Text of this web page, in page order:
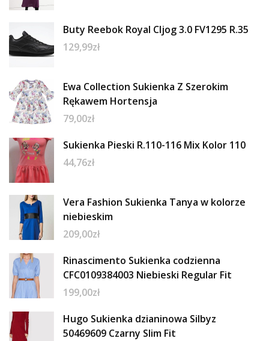
Buty Reebok Royal Cljog 3.0 FV1295 R.35
129,99zł
Ewa Collection Sukienka Z Szerokim
Rękawem Hortensja
79,00zł
Sukienka Pieski R.110-116 Mix Kolor 110
44,76zł
Vera Fashion Sukienka Tanya w kolorze
niebieskim
209,00zł
Rinascimento Sukienka codzienna
CFC0109384003 Niebieski Regular Fit
199,00zł
Hugo Sukienka dzianinowa Silbyz
50469609 Czarny Slim Fit